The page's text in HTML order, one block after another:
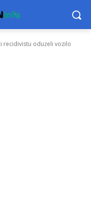
recidivistu oduzeli vozilo